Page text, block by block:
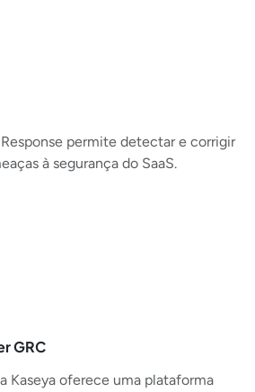
permite detectar e corrigir
à segurança do SaaS.
GRC
Kaseya oferece uma plataforma